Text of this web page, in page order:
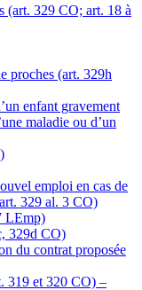
(art. 329 CO; art. 18 à
proches (art. 329h
enfant gravement
maladie ou d’un
emploi en cas de
329 al. 3 CO)
LEmp)
329d CO)
du contrat proposée
319 et 320 CO) –